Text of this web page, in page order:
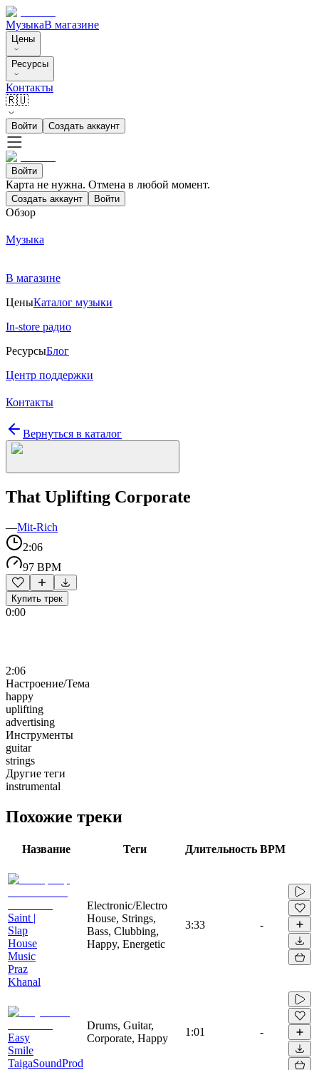
МузыкаВ магазине
Цены
Ресурсы
Контакты
🇷🇺
Войти Создать аккаунт
Войти
Карта не нужна. Отмена в любой момент.
Создать аккаунт Войти
Обзор
Музыка
В магазине
ЦеныКаталог музыки
In-store радио
РесурсыБлог
Центр поддержки
Контакты
Вернуться в каталог
That Uplifting Corporate
—Mit-Rich
2:06
97 BPM
Купить трек
0:00
2:06
Настроение/Тема
happy
uplifting
advertising
Инструменты
guitar
strings
Другие теги
instrumental
Похожие треки
Название Теги Длительность BPM
Saint |
Slap
House
Music
Praz
Khanal
Electronic/Electro
House, Strings,
Bass, Clubbing,
Happy, Energetic
3:33 -
Easy
Smile
TaigaSoundProd
Drums, Guitar,
Corporate, Happy
1:01 -